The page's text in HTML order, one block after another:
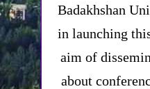
Badakhshan
in launching
aim of
about